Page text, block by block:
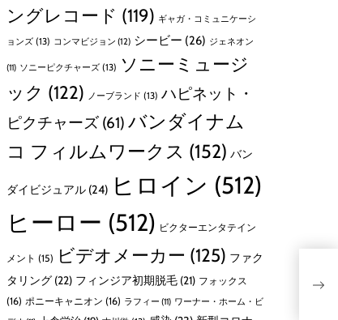
ングレコード (119) ギャガ・コミュニケーシ
ョンズ (13) コンマビジョン (12) シービー (26) ジェネオン
(11) ソニーピクチャーズ (13) ソニーミュージ
ック (122) ノーブランド (13) ハピネット・
ピクチャーズ (61) バンダイナム
コ フィルムワークス (152) バン
ダイビジュアル (24) ヒロイン (512)
ヒーロー (512) ビクターエンタテイン
メント (15) ビデオメーカー (125) ファク
タリング (22) フィンジア初期脱毛 (21) フォックス
(16) ポニーキャニオン (16) ラフィー (11) ワーナー・ホーム・ビ
ァ